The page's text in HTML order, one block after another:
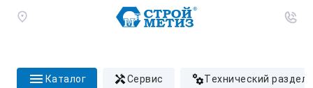
каталог сервис технический раздел